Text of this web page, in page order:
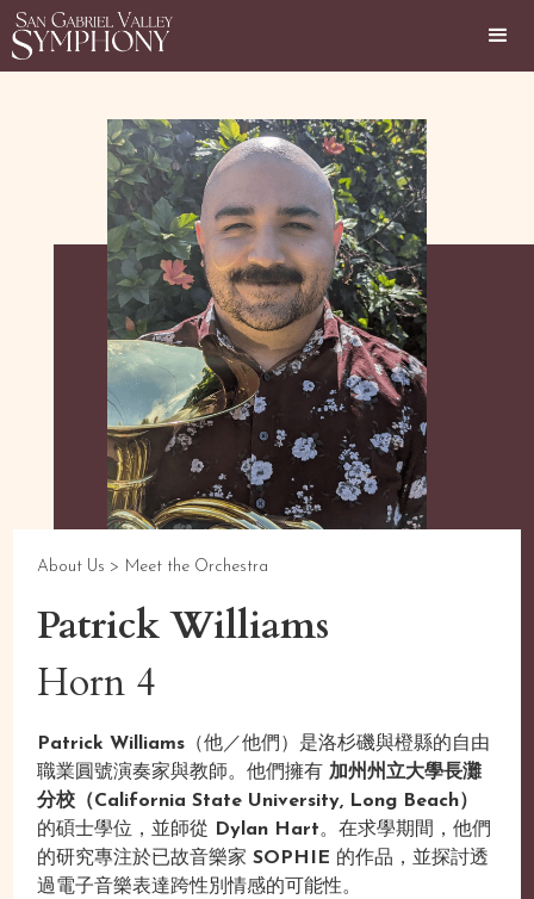
About Us > Meet the Orchestra
Patrick Williams
Horn 4
Patrick Williams （他／他們）是洛杉磯與橙縣的自由
職業圓號演奏家與教師。他們擁有 加州州立大學長灘
分校（California State University, Long Beach）
的碩士學位，並師從
Dylan Hart。在求學期間，他們
的研究專注於已故音樂家SOPHIE 的作品，並探討透
過電子音樂表達跨性別情感的可能性。